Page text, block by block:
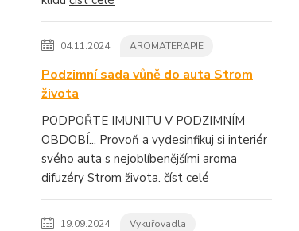
04.11.2024 AROMATERAPIE
Podzimní sada vůně do auta Strom
života
PODPOŘTE IMUNITU V PODZIMNÍM
OBDOBÍ... Provoň a vydesinfikuj si interiér
svého auta s nejoblíbenějšími aroma
difuzéry Strom života. číst celé
19.09.2024 Vykuřovadla